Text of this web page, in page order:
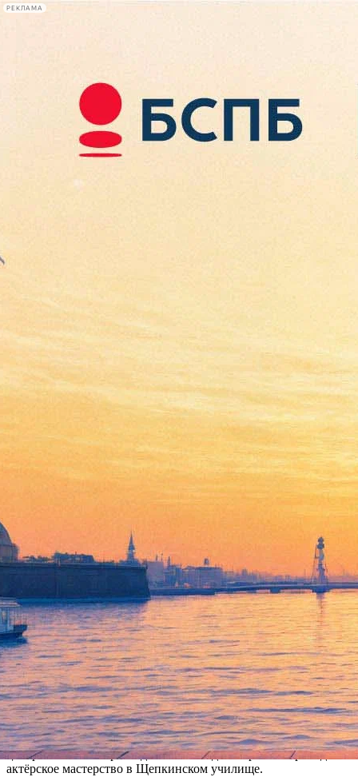
РЕКЛАМА
Сегодня:
2026.08.08
01:16
Афиша Plus
Умер Ленька из фильма
«Любовь и голуби»
08 июня 2018,18:16 Версия для печати
Актёр Игорь Лях, сыгравший Леньку в фильме «Любовь и
голуби», умер в возрасте 55 лет. Информацию об этом
разместил в Facebook коллега Ляха Дмитрий Корепин. Это же
сообщение подтвердила актриса и однокурсница Ляха Лариса
Бравицкая.
Кроме знакового фильма Владимира Меньшова, артист снялся
ещё более чем в десятке картин, в том числе в лентах «Жил-
был Шишлов», «Ха-би-ассы», «Жизнь и судьба», фильмах-
спектаклях «Недоросль», «Мой любимый клоун».
Актёр играл в Малом театре, Центральном академическом
театре Российской армии, Московском драматическом театре
им. М. Н. Ермоловой, участвовал в спектаклях творческого
центра им. В.Мейерхольда. С 2000 года Игорь Лях преподавал
актёрское мастерство в Щепкинском училище.